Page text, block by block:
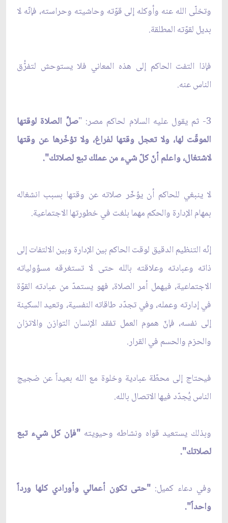
وتخلّى الله عنه وأوكله إلى قوّته وحاشيته وحراسته، فإنّه لا
بديل لقوّته المطلقة.
فإذا التفت الحاكم إلى هذه المعاني فلا يستوحش لتفرُّق
الناس عنه.
3- ثم يقول عليه السلام لحاكم مصر: "
صلِّ الصلاة لوقتها
الموقّت لها، ولا تعجل وقتها لفراغ، ولا تؤخّرها عن وقتها
لاشتغال، واعلم أنّ كلّ شيء من عملك تبع لصلاتك".
لا ينبغي للحاكم أن يؤخّر صلاته عن وقتها بسبب انشغاله
بمهام الإدارة والحكم مهما بلغت في خطورتها الاجتماعية.
إنّه التنظيم الدقيق لوقت الحاكم بين الإدارة وبين الالتفات إلى
ذاته وعبادته وعلاقته بالله حتى لا تستغرقه مسؤولياته
الاجتماعية، فيهمل أمر الصلاة، فهو يستمدّ من عبادته القوّة
في إدارته وعمله، وفي تجدّد طاقاته النفسية، وتعيد السكينة
إلى نفسه، فإنّ هموم العمل تفقد الإنسان التوازن والاتزان
والحزم والحسم في القرار.
فيحتاج إلى محطّة عبادية وخلوة مع الله بعيداً عن ضجيج
الناس يُجدّد فيها الاتصال بالله.
وبذلك يستعيد قواه ونشاطه وحيويته "فإن كل شيء تبع
لصلاتك".
وفي دعاء كميل: "حتى تكون أعمالي وأورادي كلها ورداً
واحداً".